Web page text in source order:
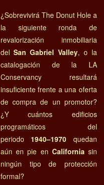
¿Sobrevivirá The Donut Hole a
la siguiente ronda de
revalorización inmobiliaria
del San Gabriel Valley, o la
catalogación de la LA
Conservancy resultará
insuficiente frente a una oferta
de compra de un promotor?
¿Y cuántos edificios
programáticos del
periodo 1940–1970quedan
aún en pie en California sin
ningún tipo de protección
formal?